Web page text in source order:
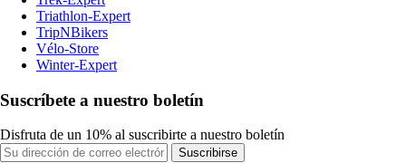
Triathlon-Expert
TripNBikers
Vélo-Store
Winter-Expert
Suscríbete a nuestro boletín
Disfruta de un 10% al suscribirte a nuestro boletín
Suscribirse